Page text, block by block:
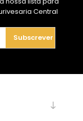
Central
Subscrever